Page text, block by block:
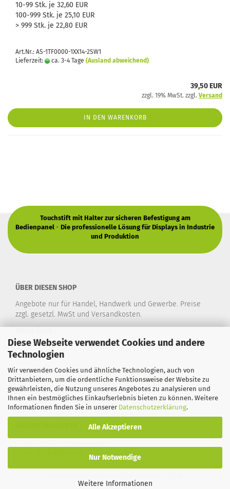
Diese Webseite verwendet Cookies und andere
Technologien
Wir verwenden Cookies und ähnliche Technologien, auch von
Drittanbietern, um die ordentliche Funktionsweise der Website zu
gewährleisten, die Nutzung unseres Angebotes zu analysieren und
Ihnen ein bestmögliches Einkaufserlebnis bieten zu können. Weitere
Informationen finden Sie in unserer Datenschutzerklärung.
Alle Akzeptieren
Nur Notwendige
Weitere Informationen
10-99 Stk. je 32,60 EUR
100-999 Stk. je 25,10 EUR
> 999 Stk. je 22,80 EUR
Art.Nr.: AS-1TF0000-1XX14-2SW1
Lieferzeit:
ca. 3-4 Tage (Ausland abweichend)
39,50 EUR
zzgl. 19% MwSt. zzgl. Versand
IN DEN WARENKORB
Touchstift mit Halter zur sicheren Befestigung am
Bedienpanel - Die professionelle Lösung für Displays in Industrie
und Produktion
ÜBER DIESEN SHOP
Angebote nur für Handel, Handwerk und Gewerbe. Preise
zzgl. gesetzl. MwSt und Versandkosten.
Impressum
Kontakt
Versand- & Zahlungsbedingungen
Widerrufsrecht & Muster-Widerrufsformular
AGB
Privatsphäre und Datenschutz
Cookie Einstellungen